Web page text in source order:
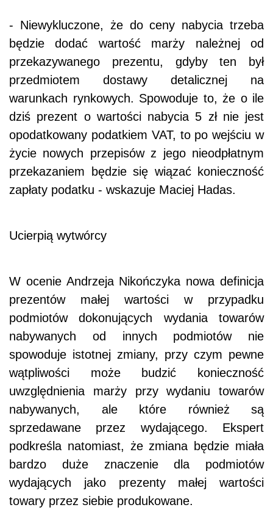
- Niewykluczone, że do ceny nabycia trzeba
będzie dodać wartość marży należnej od
przekazywanego prezentu, gdyby ten był
przedmiotem dostawy detalicznej na
warunkach rynkowych. Spowoduje to, że o ile
dziś prezent o wartości nabycia 5 zł nie jest
opodatkowany podatkiem VAT, to po wejściu w
życie nowych przepisów z jego nieodpłatnym
przekazaniem będzie się wiązać konieczność
zapłaty podatku - wskazuje Maciej Hadas.
Ucierpią wytwórcy
W ocenie Andrzeja Nikończyka nowa definicja
prezentów małej wartości w przypadku
podmiotów dokonujących wydania towarów
nabywanych od innych podmiotów nie
spowoduje istotnej zmiany, przy czym pewne
wątpliwości może budzić konieczność
uwzględnienia marży przy wydaniu towarów
nabywanych, ale które również są
sprzedawane przez wydającego. Ekspert
podkreśla natomiast, że zmiana będzie miała
bardzo duże znaczenie dla podmiotów
wydających jako prezenty małej wartości
towary przez siebie produkowane.